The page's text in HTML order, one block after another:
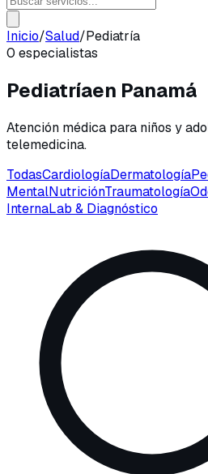
Inicio/Salud/Pediatría
0 especialistas
Pediatríaen Panamá
Atención médica para niños y
telemedicina.
TodasCardiologíaDermatología
MentalNutriciónTraumatología
InternaLab & Diagnóstico